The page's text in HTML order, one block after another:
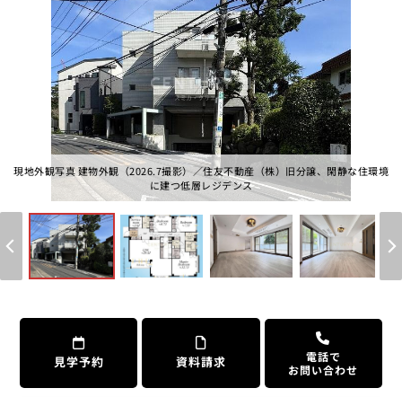
現地外観写真 建物外観（2026.7撮影）／住友不動産（株）旧分譲、閑静な住環境
に建つ低層レジデンス
見学予約 資料請求
電話で
お問い合わせ